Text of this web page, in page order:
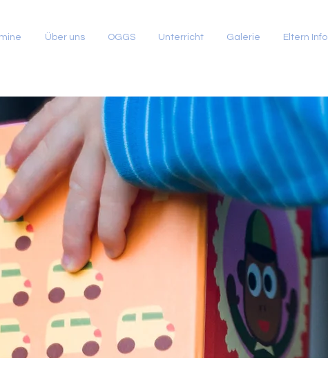
Über uns OGGS Unterricht Galerie Eltern Info